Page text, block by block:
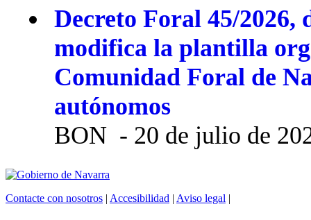
Decreto Foral 45/2026,
modifica la plantilla
Comunidad Foral de
autónomos
BON - 20 de julio de
Contacte con nosotros | Accesibilidad | Aviso legal |